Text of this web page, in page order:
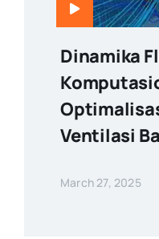
Dinamika
Ventilasi
March 27, 2025